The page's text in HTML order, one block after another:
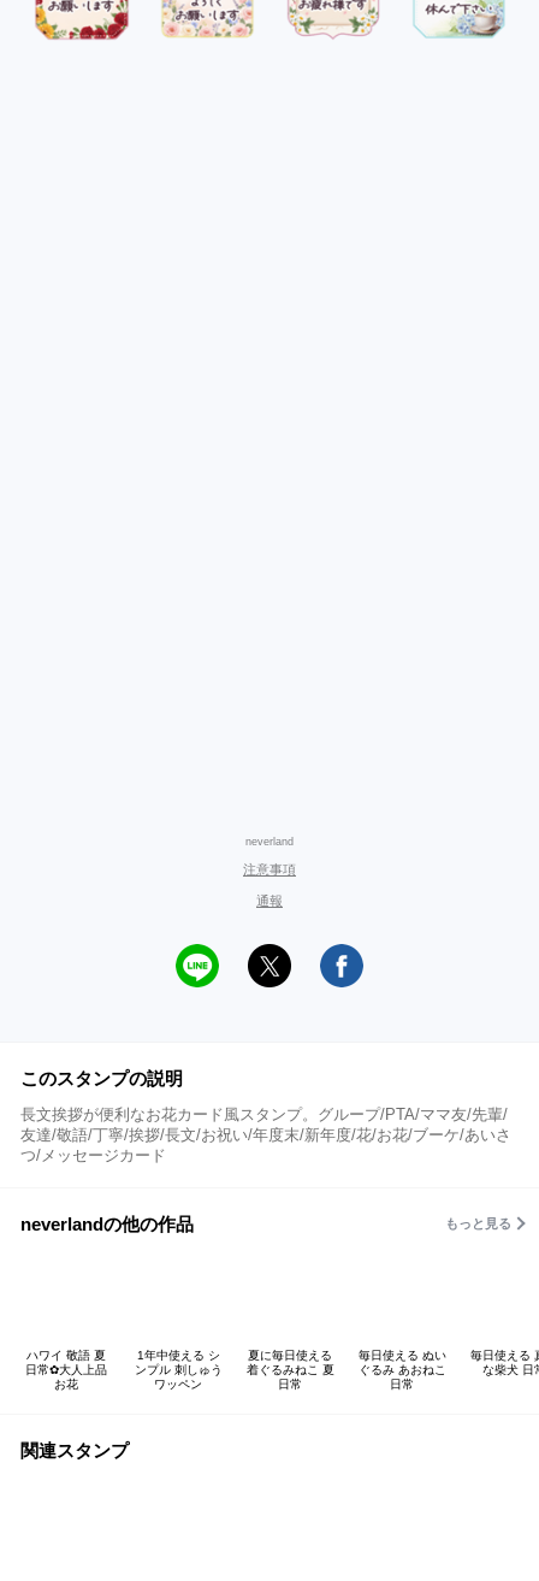
neverland
注意事項
通報
このスタンプの説明
長文挨拶が便利なお花カード風スタンプ。グループ/PTA/ママ友/先輩/
友達/敬語/丁寧/挨拶/長文/お祝い/年度末/新年度/花/お花/ブーケ/あいさ
つ/メッセージカード
neverlandの他の作品 もっと見る
ハワイ 敬語 夏
日常✿大人上品
お花
1年中使える シ
ンプル 刺しゅう
ワッペン
夏に毎日使える
着ぐるみねこ 夏
日常
毎日使える ぬい
ぐるみ あおねこ
日常
毎日使える
な柴犬 日
関連スタンプ